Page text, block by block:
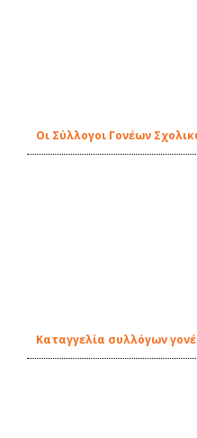
Οι Σύλλογοι Γονέων
Καταγγελία συλλόγων